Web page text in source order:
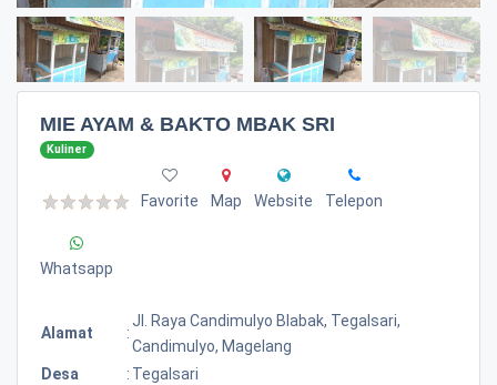
MIE AYAM & BAKTO MBAK SRI
Kuliner
Favorite Map Website Telepon
Whatsapp
Alamat :
Jl. Raya Candimulyo Blabak, Tegalsari,
Candimulyo, Magelang
Desa
: Tegalsari